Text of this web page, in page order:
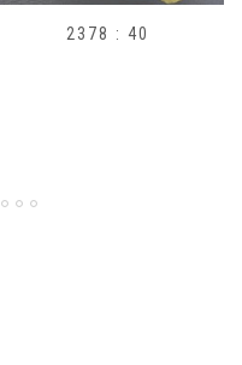
2378 : 40